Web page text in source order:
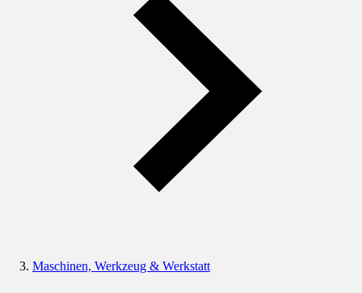
Maschinen, Werkzeug & Werkstatt